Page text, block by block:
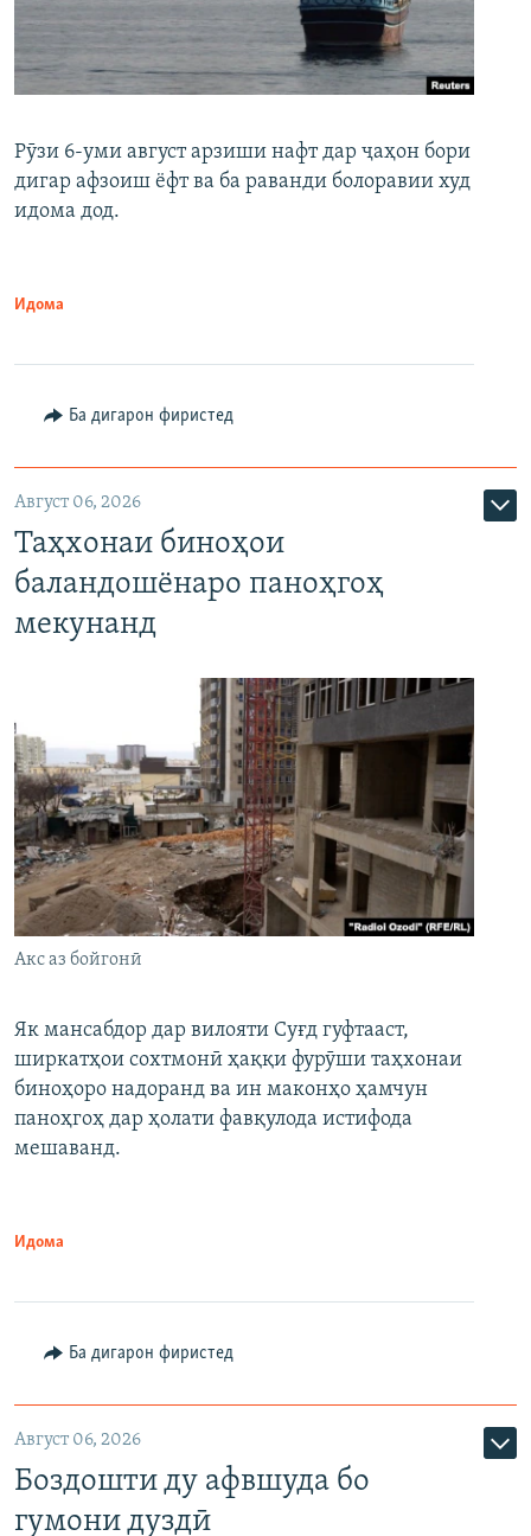
Рӯзи 6-уми август арзиши нафт дар ҷаҳон бори
дигар афзоиш ёфт ва ба раванди болоравии худ
идома дод.
Идома
Ба дигарон фиристед
Август 06, 2026
Таҳхонаи биноҳои
баландошёнаро паноҳгоҳ
мекунанд
Акс аз бойгонӣ
Як мансабдор дар вилояти Суғд гуфтааст,
ширкатҳои сохтмонӣ ҳаққи фурӯши таҳхонаи
биноҳоро надоранд ва ин маконҳо ҳамчун
паноҳгоҳ дар ҳолати фавқулода истифода
мешаванд.
Идома
Ба дигарон фиристед
Август 06, 2026
Боздошти ду афвшуда бо
гумони дуздӣ